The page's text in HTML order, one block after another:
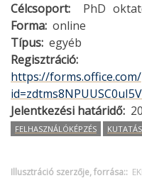
Célcsoport
PhD
Forma online
Típus egyéb
Regisztráció
https://
Jelentkezési határidő
FELHASZNÁLÓKÉPZÉS
Illusztráció szerzője, forrása: